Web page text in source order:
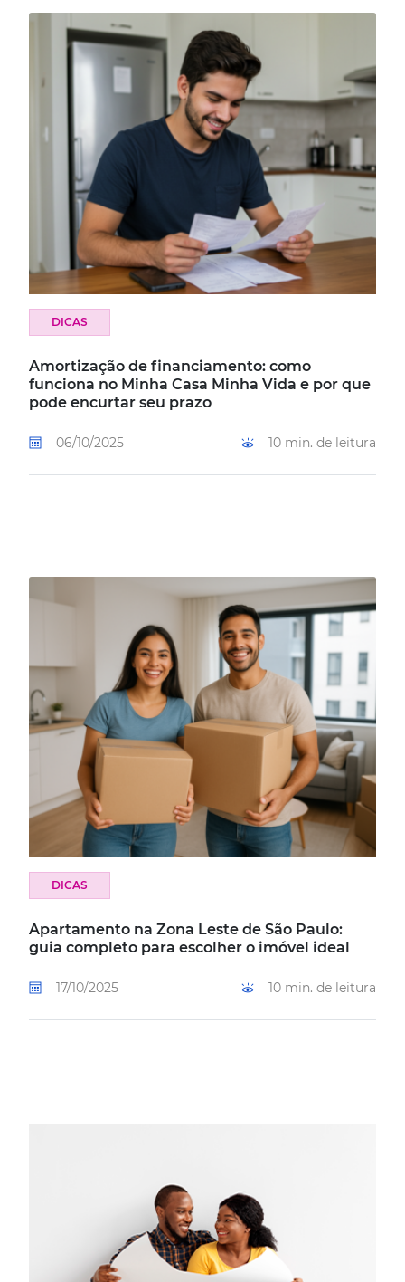
DICAS
Amortização de financiamento: como
funciona no Minha Casa Minha Vida e por que
pode encurtar seu prazo
06/10/2025 10 min. de leitura
DICAS
Apartamento na Zona Leste de São Paulo:
guia completo para escolher o imóvel ideal
17/10/2025 10 min. de leitura